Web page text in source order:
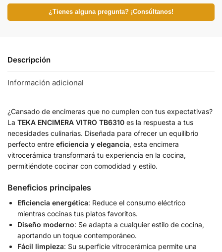
¿Tienes alguna pregunta? ¡Consúltanos!
Descripción
Información adicional
¿Cansado de encimeras que no cumplen con tus expectativas?
La TEKA ENCIMERA VITRO TB6310 es la respuesta a tus
necesidades culinarias. Diseñada para ofrecer un equilibrio
perfecto entre eficiencia y elegancia, esta encimera
vitrocerámica transformará tu experiencia en la cocina,
permitiéndote cocinar con comodidad y estilo.
Beneficios principales
Eficiencia energética: Reduce el consumo eléctrico
mientras cocinas tus platos favoritos.
Diseño moderno: Se adapta a cualquier estilo de cocina,
aportando un toque contemporáneo.
Fácil limpieza: Su superficie vitrocerámica permite una